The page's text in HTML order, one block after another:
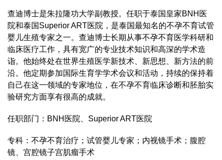
查迪博士是朱拉隆功大学副教授。任职于泰国皇家BNH医
院和泰国Superior ART医院，是泰国最知名的不孕不育试管
婴儿生殖专家之一。查迪博士长期从事不孕不育医学科研和
临床医疗工作，具有宽广的专业技术知识和高深的学术造
诣。他始终处在世界生殖医学新技术、新思想、新方法的前
沿。他定期参加国际生育学学术会议和活动，持续的保持着
自己在这一领域的专家地位，在不孕不育临床诊断和胚胎实
验研究方面享有很高的成就。
任职部门：BNH医院、Superior ART医院
专科：不孕不育治疗；试管婴儿专家；内视镜手术；腹腔
镜、宫腔镜子宫肌瘤手术